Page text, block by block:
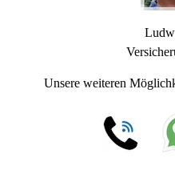
Unsere weiteren